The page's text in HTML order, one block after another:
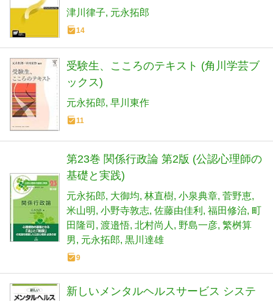
津川律子 元永拓郎
14
受験生、こころのテキスト (角川学芸ブ
ックス)
元永拓郎 早川東作
11
第23巻 関係行政論 第2版 (公認心理師の
基礎と実践)
元永拓郎 大御均 林直樹 小泉典章 菅野恵
米山明 小野寺敦志 佐藤由佳利 福田修治 町
田隆司
渡邉悟 北村尚人 野島一彦 繁桝算
男
元永拓郎 黒川達雄
9
新しいメンタルヘルスサービス システ